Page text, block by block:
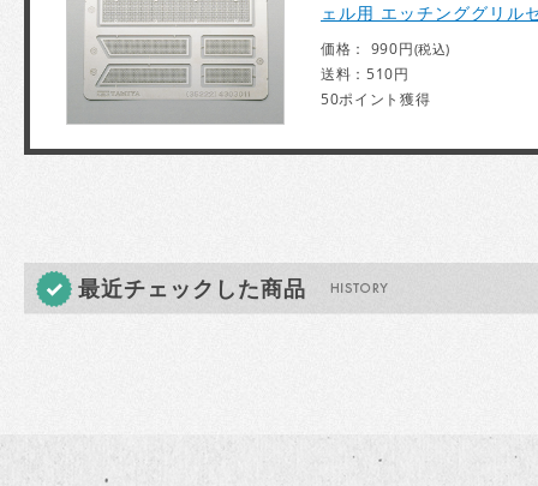
ェル用 エッチンググリル
価格： 990円(税込)
送料：510円
50ポイント獲得
最近チェックした商品